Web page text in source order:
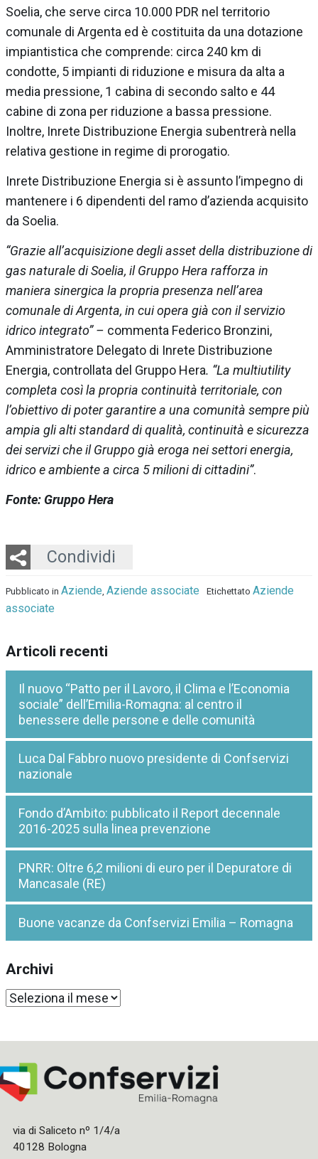
Soelia, che serve circa 10.000 PDR nel territorio
comunale di Argenta ed è costituita da una dotazione
impiantistica che comprende: circa 240 km di
condotte, 5 impianti di riduzione e misura da alta a
media pressione, 1 cabina di secondo salto e 44
cabine di zona per riduzione a bassa pressione.
Inoltre, Inrete Distribuzione Energia subentrerà nella
relativa gestione in regime di prorogatio.
Inrete Distribuzione Energia si è assunto l’impegno di
mantenere i 6 dipendenti del ramo d’azienda acquisito
da Soelia.
“Grazie all’acquisizione degli asset della distribuzione di
gas naturale di Soelia, il Gruppo Hera rafforza in
maniera sinergica la propria presenza nell’area
comunale di Argenta, in cui opera già con il servizio
idrico integrato” – commenta Federico Bronzini,
Amministratore Delegato di Inrete Distribuzione
Energia, controllata del Gruppo Hera. “La multiutility
completa così la propria continuità territoriale, con
l’obiettivo di poter garantire a una comunità sempre più
ampia gli alti standard di qualità, continuità e sicurezza
dei servizi che il Gruppo già eroga nei settori energia,
idrico e ambiente a circa 5 milioni di cittadini”.
Fonte: Gruppo Hera
Condividi
Twitter
LinkedIn
Email
Whatsapp
Pubblicato in Aziende, Aziende associate Etichettato Aziende
associate
Articoli recenti
Il nuovo “Patto per il Lavoro, il Clima e l’Economia
sociale” dell’Emilia-Romagna: al centro il
benessere delle persone e delle comunità
Luca Dal Fabbro nuovo presidente di Confservizi
nazionale
Fondo d’Ambito: pubblicato il Report decennale
2016-2025 sulla linea prevenzione
PNRR: Oltre 6,2 milioni di euro per il Depuratore di
Mancasale (RE)
Buone vacanze da Confservizi Emilia – Romagna
Archivi
Archivi
via di Saliceto nº 1/4/a
40128 Bologna